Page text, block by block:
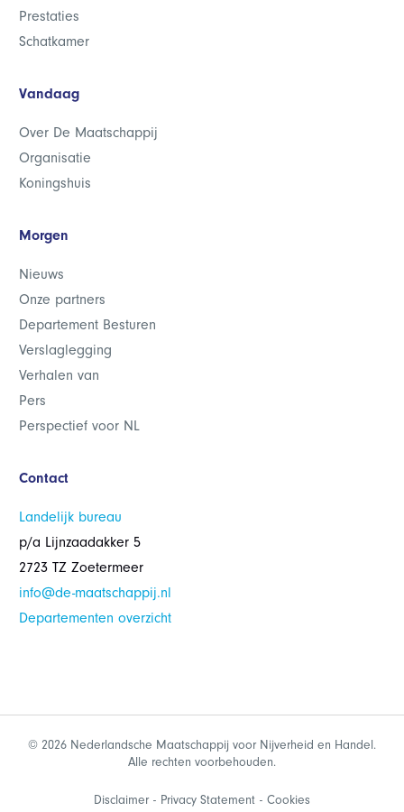
Prestaties
Schatkamer
Vandaag
Over De Maatschappij
Organisatie
Koningshuis
Morgen
Nieuws
Onze partners
Departement Besturen
Verslaglegging
Verhalen van
Pers
Perspectief voor NL
Contact
Landelijk bureau
p/a Lijnzaadakker 5
2723 TZ Zoetermeer
info@de-maatschappij.nl
Departementen overzicht
© 2026 Nederlandsche Maatschappij voor Nijverheid en Handel.
Alle rechten voorbehouden.
Disclaimer Privacy Statement Cookies